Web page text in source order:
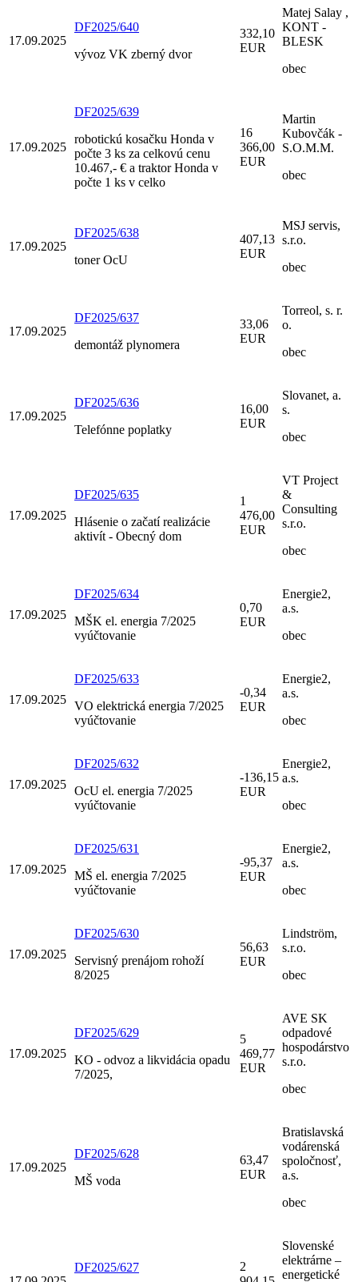
17.09.2025
DF2025/640
vývoz VK zberný dvor
332,10
EUR
Matej Salay ,
KONT -
BLESK
obec
17.09.2025
DF2025/639
robotickú kosačku Honda v
počte 3 ks za celkovú cenu
10.467,- € a traktor Honda v
počte 1 ks v celko
16
366,00
EUR
Martin
Kubovčák -
S.O.M.M.
obec
17.09.2025
DF2025/638
toner OcU
407,13
EUR
MSJ servis,
s.r.o.
obec
17.09.2025
DF2025/637
demontáž plynomera
33,06
EUR
Torreol, s. r.
o.
obec
17.09.2025
DF2025/636
Telefónne poplatky
16,00
EUR
Slovanet, a.
s.
obec
17.09.2025
DF2025/635
Hlásenie o začatí realizácie
aktivít - Obecný dom
1
476,00
EUR
VT Project
&
Consulting
s.r.o.
obec
17.09.2025
DF2025/634
MŠK el. energia 7/2025
vyúčtovanie
0,70
EUR
Energie2,
a.s.
obec
17.09.2025
DF2025/633
VO elektrická energia 7/2025
vyúčtovanie
-0,34
EUR
Energie2,
a.s.
obec
17.09.2025
DF2025/632
OcU el. energia 7/2025
vyúčtovanie
-136,15
EUR
Energie2,
a.s.
obec
17.09.2025
DF2025/631
MŠ el. energia 7/2025
vyúčtovanie
-95,37
EUR
Energie2,
a.s.
obec
17.09.2025
DF2025/630
Servisný prenájom rohoží
8/2025
56,63
EUR
Lindström,
s.r.o.
obec
17.09.2025
DF2025/629
KO - odvoz a likvidácia opadu
7/2025,
5
469,77
EUR
AVE SK
odpadové
hospodárstvo
s.r.o.
obec
17.09.2025
DF2025/628
MŠ voda
63,47
EUR
Bratislavská
vodárenská
spoločnosť,
a.s.
obec
DF2025/627
2
Slovenské
elektrárne –
energetické